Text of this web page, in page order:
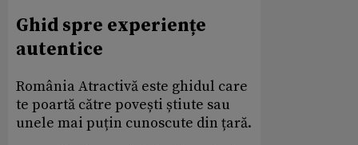
Ghid spre experiențe
autentice
România Atractivă este ghidul care
te poartă către povești știute sau
unele mai puțin cunoscute din țară.